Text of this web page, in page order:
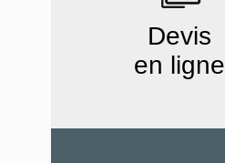
Devis
en ligne